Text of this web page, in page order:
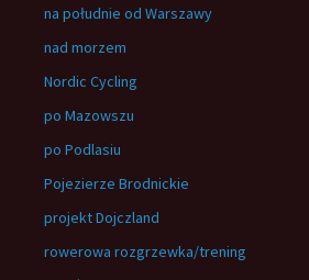
na południe od Warszawy
nad morzem
Nordic Cycling
po Mazowszu
po Podlasiu
Pojezierze Brodnickie
projekt Dojczland
rowerowa rozgrzewka/trening